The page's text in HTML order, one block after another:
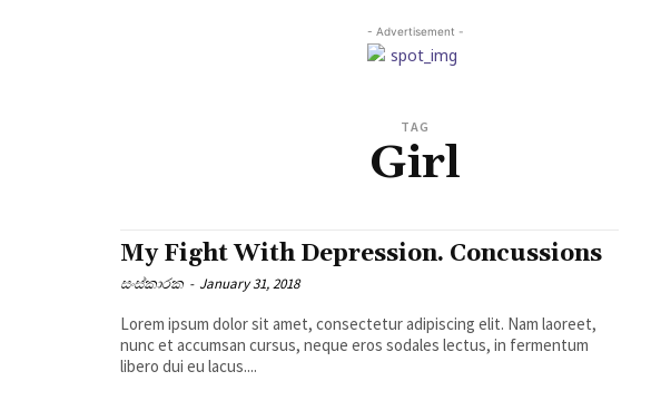
- Advertisement -
TAG
Girl
My Fight With Depression. Concussions
සංස්කාරක - January 31, 2018
Lorem ipsum dolor sit amet, consectetur adipiscing elit. Nam laoreet,
nunc et accumsan cursus, neque eros sodales lectus, in fermentum
libero dui eu lacus....